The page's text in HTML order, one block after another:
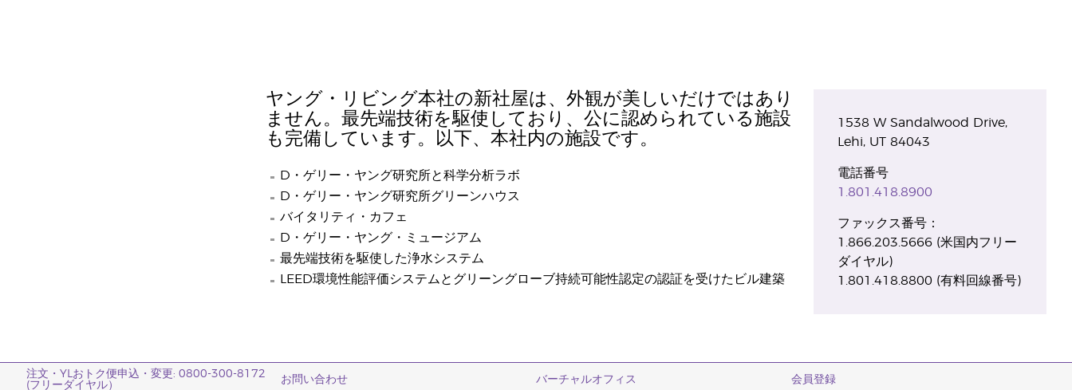
ヤング・リビング本社の新社屋は、外観が美しいだけではあり
ません。最先端技術を駆使しており、公に認められている施設
も完備しています。以下、本社内の施設です。
D・ゲリー・ヤング研究所と科学分析ラボ
D・ゲリー・ヤング研究所グリーンハウス
バイタリティ・カフェ
D・ゲリー・ヤング・ミュージアム
最先端技術を駆使した浄水システム
LEED環境性能評価システムとグリーングローブ持続可能性認定の認証を受けたビル建築
1538 W Sandalwood Drive,
Lehi, UT 84043
電話番号
1.801.418.8900
ファックス番号：
1.866.203.5666 (米国内フリー
ダイヤル)
1.801.418.8800 (有料回線番号)
注文・YLおトク便申込・変更: 0800-300-8172
(フリーダイヤル）
お問い合わせ バーチャルオフィス 会員登録